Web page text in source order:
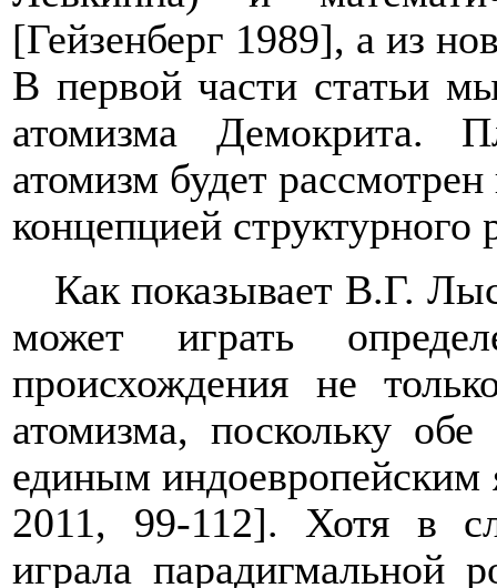
[Гейзенберг 1989], а из
В первой части статьи
атомизма Демокрита.
атомизм будет
концепцией структурного
Как показывает В.Г.
может играть
происхождения не
атомизма, поскольку
единым
2011, 99-112]. Хотя в
играла парадигмальной